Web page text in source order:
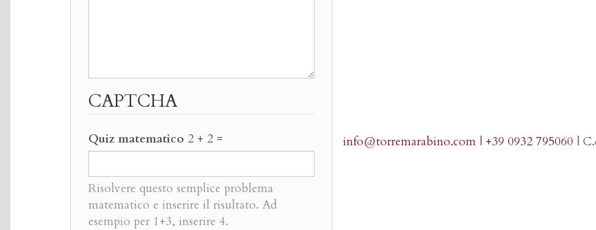
info@torremarabino.com| +39 0932 795060 |
CAPTCHA
Quiz matematico 2 + 2 =
Risolvere questo semplice problema
matematico e inserire il risultato. Ad
esempio per 1+3, inserire 4.